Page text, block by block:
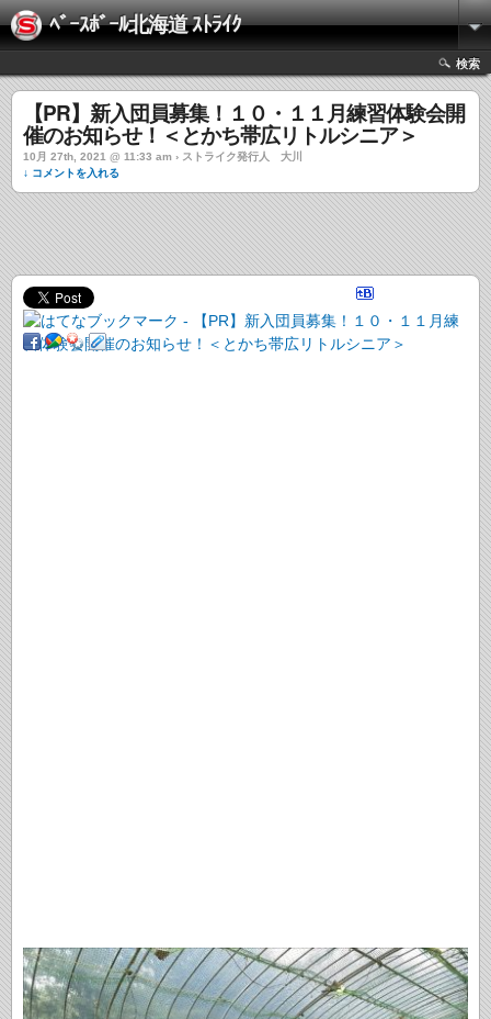
ﾍﾞｰｽﾎﾞｰﾙ北海道 ｽﾄﾗｲｸ
検索
【PR】新入団員募集！１０・１１月練習体験会開
催のお知らせ！＜とかち帯広リトルシニア＞
10月 27th, 2021 @ 11:33 am › ストライク発行人 大川
↓ コメントを入れる